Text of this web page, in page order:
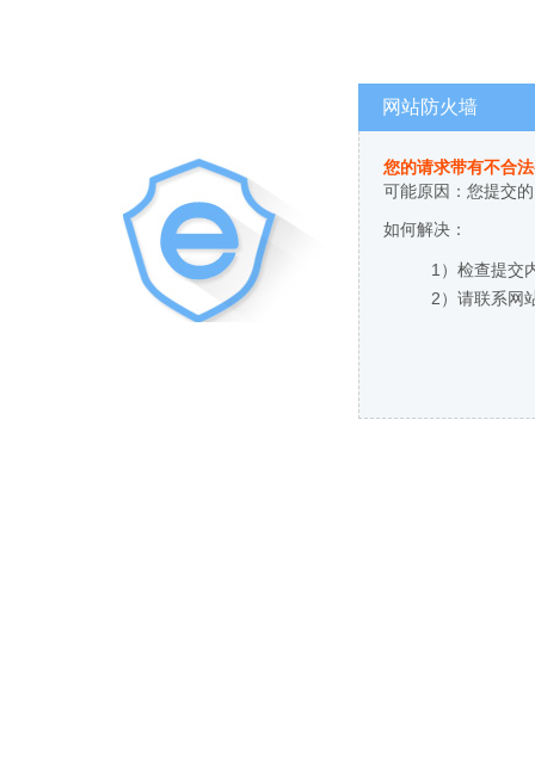
网站防火墙
您的请求带有不合
可能原因：您提交
如何解决：
1）检查提交
2）请联系网